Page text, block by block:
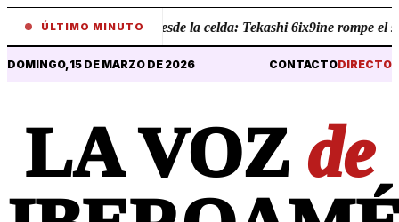
ÚLTIMO MINUTO
• Revelaciones desde la celda: Tekashi 6ix9ine rompe el
DOMINGO, 15 DE MARZO DE 2026 CONTACTODIRECTO
LA VOZ de